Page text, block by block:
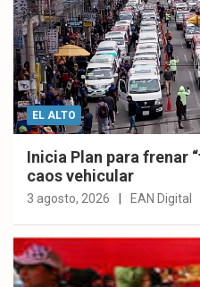
EL ALTO
Inicia Plan para frenar
caos vehicular
3 agosto, 2026 EAN Digital